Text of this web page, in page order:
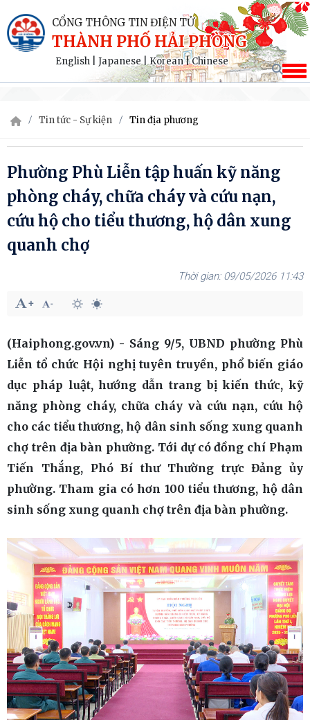
CỔNG THÔNG TIN ĐIỆN TỬ
THÀNH PHỐ HẢI PHÒNG
English Japanese|Korean|Chinese
Tin tức - Sự kiện Tin địa phương
Phường Phù Liễn tập huấn kỹ năng
phòng cháy, chữa cháy và cứu nạn,
cứu hộ cho tiểu thương, hộ dân xung
quanh chợ
09/05/2026 11:43
(Haiphong.gov.vn) - Sáng 9/5, UBND phường Phù
Liễn tổ chức Hội nghị tuyên truyền, phổ biến giáo
dục pháp luật, hướng dẫn trang bị kiến thức, kỹ
năng phòng cháy, chữa cháy và cứu nạn, cứu hộ
cho các tiểu thương, hộ dân sinh sống xung quanh
chợ trên địa bàn phường. Tới dự có đồng chí Phạm
Tiến Thắng, Phó Bí thư Thường trực Đảng ủy
phường. Tham gia có hơn 100 tiểu thương, hộ dân
sinh sống xung quanh chợ trên địa bàn phường.